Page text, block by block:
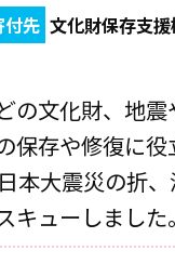
付先 文化財保存支
の文化財、地
保存や修復に
本大震災の折
キューしました。